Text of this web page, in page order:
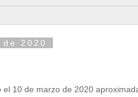
2020
el 10 de marzo de 2020